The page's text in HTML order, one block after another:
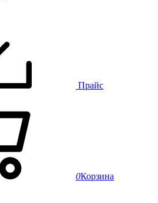
Прайс
0Корзина